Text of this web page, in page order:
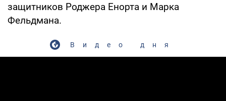
защитников Роджера Енорта и Марка
Фельдмана.
Видео дня